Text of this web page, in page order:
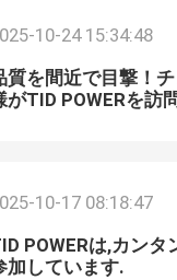
て
10-24 15:34:48
質を間近で目撃！
がTID POWERを訪
10-17 08:18:47
POWERは,カンタ
加しています.